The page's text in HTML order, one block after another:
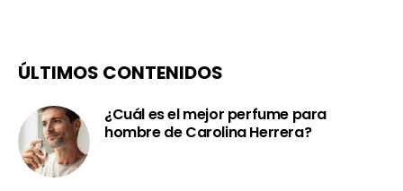
ÚLTIMOS CONTENIDOS
¿Cuál es el mejor perfume para
hombre de Carolina Herrera?